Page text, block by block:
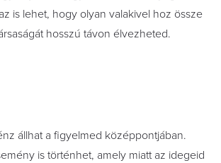
is lehet, hogy olyan valakivel hoz össze
hosszú távon élvezheted.
állhat a figyelmed középpontjában.
is történhet, amely miatt az idegeid